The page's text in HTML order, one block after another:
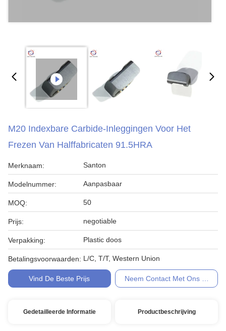
M20 Indexbare Carbide-Inleggingen Voor Het
Frezen Van Halffabricaten 91.5HRA
Merknaam: Santon
Modelnummer: Aanpasbaar
MOQ: 50
Prijs: negotiable
Verpakking: Plastic doos
Betalingsvoorwaarden: L/C, T/T, Western Union
Vind De Beste Prijs Neem Contact Met Ons Op
Gedetailleerde Informatie Productbeschrijving